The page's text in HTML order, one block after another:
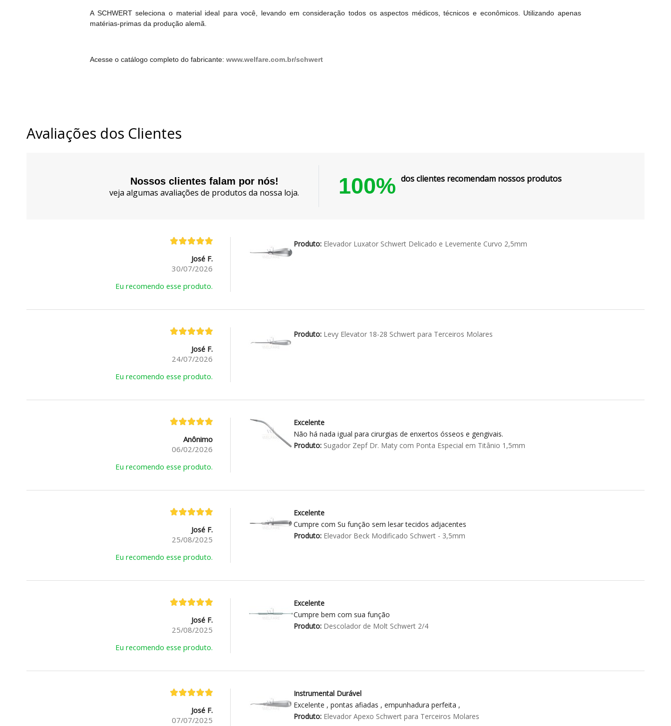
A SCHWERT seleciona o material ideal para você, levando em consideração todos os aspectos médicos, técnicos e econômicos. Utilizando apenas
matérias-primas da produção alemã.
Acesse o catálogo completo do fabricante: www.welfare.com.br/schwert
Avaliações dos Clientes
Nossos clientes falam por nós!
veja algumas avaliações de produtos da nossa loja.
100% dos clientes recomendam nossos produtos
José F.
30/07/2026
Eu recomendo esse produto.
Produto:Elevador Luxator Schwert Delicado e Levemente Curvo 2,5mm
José F.
24/07/2026
Eu recomendo esse produto.
Produto:Levy Elevator 18-28 Schwert para Terceiros Molares
Anônimo
06/02/2026
Eu recomendo esse produto.
Excelente
Não há nada igual para cirurgias de enxertos ósseos e gengivais.
Produto:Sugador Zepf Dr. Maty com Ponta Especial em Titânio 1,5mm
José F.
25/08/2025
Eu recomendo esse produto.
Excelente
Cumpre com Su função sem lesar tecidos adjacentes
Produto:Elevador Beck Modificado Schwert - 3,5mm
José F.
25/08/2025
Eu recomendo esse produto.
Excelente
Cumpre bem com sua função
Produto:Descolador de Molt Schwert 2/4
José F.
07/07/2025
Instrumental Durável
Excelente , pontas afiadas , empunhadura perfeita ,
Produto:Elevador Apexo Schwert para Terceiros Molares